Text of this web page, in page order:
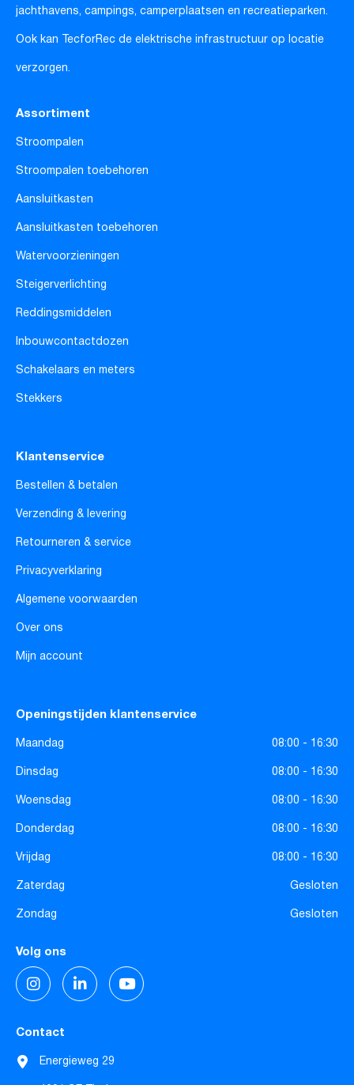
jachthavens, campings, camperplaatsen en recreatieparken.
Ook kan TecforRec de elektrische infrastructuur op locatie
verzorgen.
Assortiment
Stroompalen
Stroompalen toebehoren
Aansluitkasten
Aansluitkasten toebehoren
Watervoorzieningen
Steigerverlichting
Reddingsmiddelen
Inbouwcontactdozen
Schakelaars en meters
Stekkers
Klantenservice
Bestellen & betalen
Verzending & levering
Retourneren & service
Privacyverklaring
Algemene voorwaarden
Over ons
Mijn account
Openingstijden klantenservice
Maandag
08:00 - 16:30
Dinsdag
08:00 - 16:30
Woensdag
08:00 - 16:30
Donderdag
08:00 - 16:30
Vrijdag
08:00 - 16:30
Zaterdag
Gesloten
Zondag
Gesloten
Volg ons
Contact
Energieweg 29